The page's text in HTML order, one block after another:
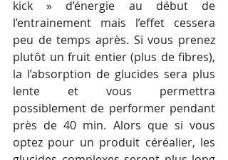
kick » d’énergie au début de
l’entrainement mais l’effet cessera
peu de temps après. Si vous prenez
plutôt un fruit entier (plus de fibres),
la l’absorption de glucides sera plus
lente et vous permettra
possiblement de performer pendant
près de 40 min. Alors que si vous
optez pour un produit céréalier, les